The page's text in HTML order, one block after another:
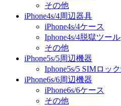
その他
iPhone4s/4周辺器具
iPhone4s/4ケース
Iphone4s/4脱獄ツール
その他
iPhone5s/5周辺機器
Iphone5s/5 SIMロッ
iPhone6s/6周辺機器
iPhone6s/6ケース
その他